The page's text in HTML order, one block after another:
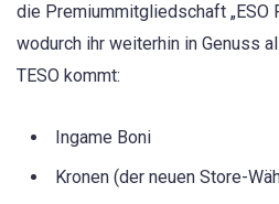
die Premiummitgliedschaft „ESO
wodurch ihr weiterhin in Genuss
TESO kommt:
Ingame Boni
Kronen (der neuen Store-